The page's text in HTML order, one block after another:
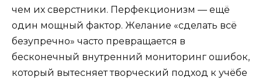
чем их сверстники. Перфекционизм — ещё
один мощный фактор. Желание «сделать всё
безупречно» часто превращается в
бесконечный внутренний мониторинг ошибок,
который вытесняет творческий подход к учёбе